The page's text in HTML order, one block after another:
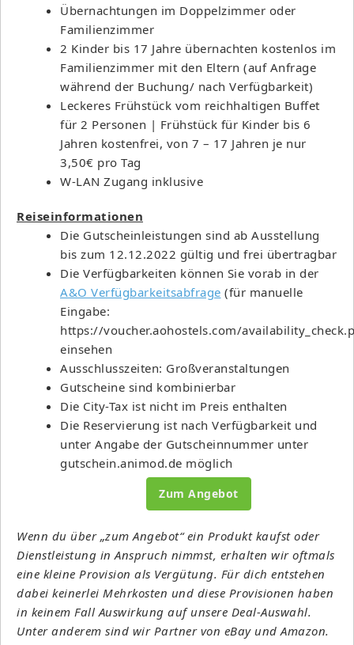
Übernachtungen im Doppelzimmer oder
Familienzimmer
2 Kinder bis 17 Jahre übernachten kostenlos im
Familienzimmer mit den Eltern (auf Anfrage
während der Buchung/ nach Verfügbarkeit)
Leckeres Frühstück vom reichhaltigen Buffet
für 2 Personen | Frühstück für Kinder bis 6
Jahren kostenfrei, von 7 – 17 Jahren je nur
3,50€ pro Tag
W-LAN Zugang inklusive
Reiseinformationen
Die Gutscheinleistungen sind ab Ausstellung
bis zum 12.12.2022 gültig und frei übertragbar
Die Verfügbarkeiten können Sie vorab in der
A&O Verfügbarkeitsabfrage (für manuelle
Eingabe:
https://voucher.aohostels.com/
einsehen
Ausschlusszeiten: Großveranstaltungen
Gutscheine sind kombinierbar
Die City-Tax ist nicht im Preis enthalten
Die Reservierung ist nach Verfügbarkeit und
unter Angabe der Gutscheinnummer unter
gutschein.animod.de möglich
Zum Angebot
Wenn du über „zum Angebot“ ein Produkt kaufst oder
Dienstleistung in Anspruch nimmst, erhalten wir oftmals
eine kleine Provision als Vergütung. Für dich entstehen
dabei keinerlei Mehrkosten und diese Provisionen haben
in keinem Fall Auswirkung auf unsere Deal-Auswahl.
Unter anderem sind wir Partner von eBay und Amazon.